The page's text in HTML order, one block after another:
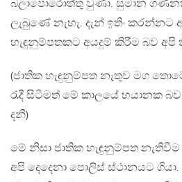
බලාපොරොත්තු වුණා. සුමාන
ලැබුණේ නැහැ. දැන් ඉතිං කරන්නට
හැඳුනුම්පතකට අයදුම් කිරීම බව අපි
(ජාතික හැඳුනුම්පත නැතුව මග
රැදී සිටීමත් මේ කාලයේ භයානක
දනී)
මේ නිසා ජාතික හැඳුනුම්පත
අපි දෙදෙනා පොලිස් ස්ථානයට